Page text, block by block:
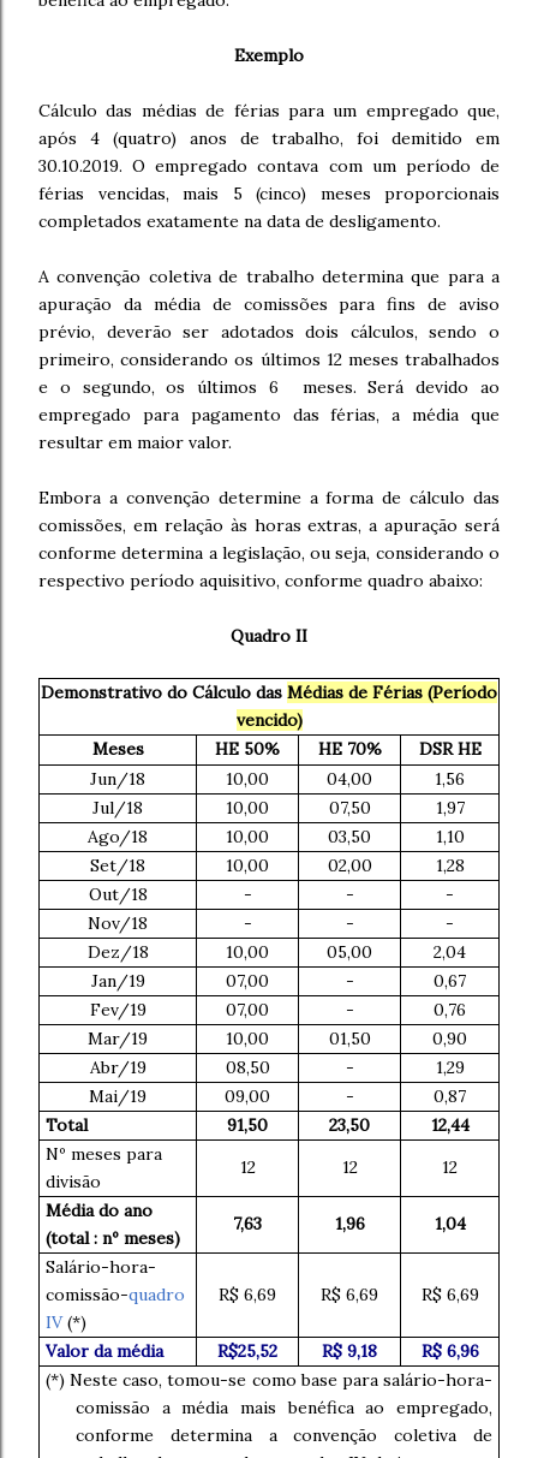
Exemplo
Cálculo das médias de férias para um empregado que,
após 4 (quatro) anos de trabalho, foi demitido em
30.10.2019. O empregado contava com um período de
férias vencidas, mais 5 (cinco) meses proporcionais
completados exatamente na data de desligamento.
A convenção coletiva de trabalho determina que para a
apuração da média de comissões para fins de aviso
prévio, deverão ser adotados dois cálculos, sendo o
primeiro, considerando os últimos 12 meses trabalhados
e o segundo, os últimos 6 meses. Será devido ao
empregado para pagamento das férias, a média que
resultar em maior valor.
Embora a convenção determine a forma de cálculo das
comissões, em relação às horas extras, a apuração será
conforme determina a legislação, ou seja, considerando o
respectivo período aquisitivo, conforme quadro abaixo:
Quadro II
Demonstrativo do Cálculo das Médias de Férias (Período
vencido)
Meses
HE 50% HE 70%
DSR HE
Jun/18
10,00 04,00
1,56
Jul/18
10,00 07,50
1,97
Ago/18
10,00 03,50
1,10
Set/18
10,00 02,00
1,28
Out/18
- -
-
Nov/18
- -
-
Dez/18
10,00 05,00
2,04
Jan/19
07,00 -
0,67
Fev/19
07,00 -
0,76
Mar/19
10,00 01,50
0,90
Abr/19
08,50 -
1,29
Mai/19
09,00 -
0,87
Total
91,50 23,50
12,44
Nº meses para
divisão
12 12
12
Média do ano
(total : nº meses)
7,63 1,96
1,04
Salário-hora-
comissão-quadro
IV(*)
R$ 6,69 R$ 6,69 R$ 6,69
Valor da média R$25,52 R$ 9,18
R$ 6,96
(*) Neste caso, tomou-se como base para salário-hora-
comissão a média mais benéfica ao empregado,
conforme determina a convenção coletiva de